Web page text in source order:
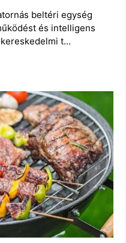
beltéri egység
és intelligens
t…